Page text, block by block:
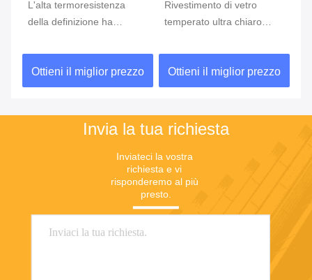
L'alta termoresistenza
della definizione ha
pannelli del commutatore
Ottieni il miglior prezzo
Rivestimento di vetro
temperato ultra chiaro
struttura di serigrafia
bianca
Ottieni il miglior prezzo
Invia la tua richiesta
Inviateci la vostra
richiesta e vi
risponderemo al più
presto.